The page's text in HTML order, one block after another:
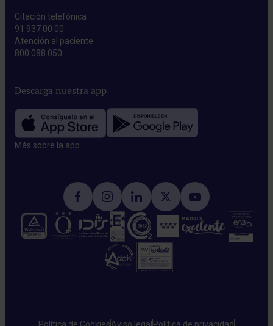
Citación telefónica
91 937 00 00
Atención al paciente
800 088 050
Descarga nuestra app
Más sobre la app​